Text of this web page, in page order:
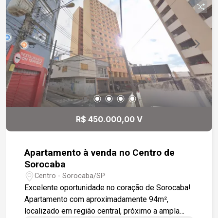
R$ 450.000,00 V
Apartamento à venda no Centro de
Sorocaba
Centro - Sorocaba/SP
Excelente oportunidade no coração de Sorocaba!
Apartamento com aproximadamente 94m²,
localizado em região central, próximo a ampla